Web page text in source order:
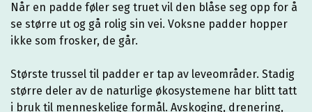
Når en padde føler seg truet vil den blåse seg opp for å
se større ut og gå rolig sin vei. Voksne padder hopper
ikke som frosker, de går.
Største trussel til padder er tap av leveområder. Stadig
større deler av de naturlige økosystemene har blitt tatt
i bruk til menneskelige formål. Avskoging, drenering,